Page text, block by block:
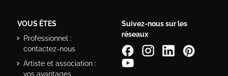
VOUS ÊTES
Professionnel :
contactez-nous
Artiste et association :
vos avantages
Suivez-nous sur les
réseaux